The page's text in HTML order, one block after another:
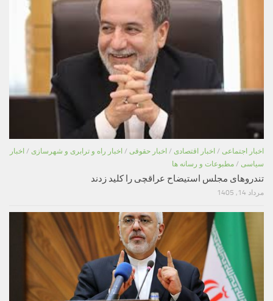
اخبار اجتماعی / اخبار اقتصادی / اخبار حقوقی / اخبار راه و ترابری و شهرسازی / اخبار
سیاسی / مطبوعات و رسانه ها
تندروهای مجلس استیضاح عراقچی را کلید زدند
مرداد 14, 1405